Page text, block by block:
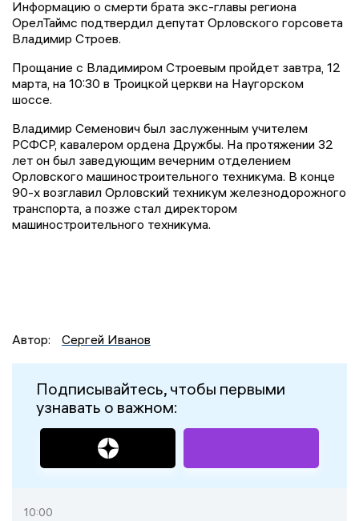
Информацию о смерти брата экс-главы региона
ОрелТаймс подтвердил депутат Орловского горсовета
Владимир Строев.
Прощание с Владимиром Строевым пройдет завтра, 12
марта, на 10:30 в Троицкой церкви на Наугорском
шоссе.
Владимир Семенович был заслуженным учителем
РСФСР, кавалером ордена Дружбы. На протяжении 32
лет он был заведующим вечерним отделением
Орловского машиностроительного техникума. В конце
90-х возглавил Орловский техникум железнодорожного
транспорта, а позже стал директором
машиностроительного техникума.
Автор: Сергей Иванов
Подписывайтесь, чтобы первыми
узнавать о важном:
10:00